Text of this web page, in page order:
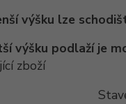
výšku lze
výšku podlaží je
zboží